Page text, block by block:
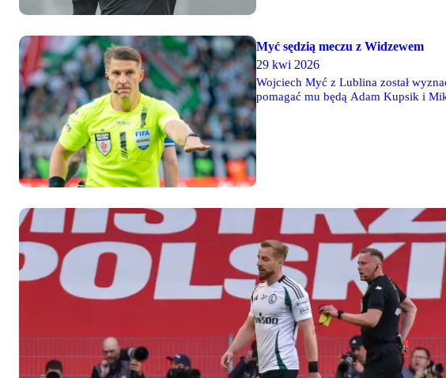
Myć sędzią meczu z Widzewem
29 kwi 2026
Wojciech Myć z Lublina został
pomagać mu będą Adam Kupsik i